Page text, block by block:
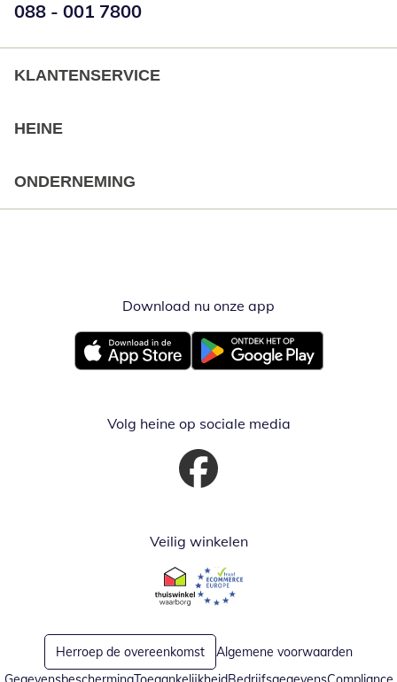
Telefoonnummer:
088 - 001 7800
KLANTENSERVICE
HEINE
ONDERNEMING
Download nu onze app
Opent in nieuw vensterOpent in nieuw venster
Volg heine op sociale media
Opent in nieuw venster
Veilig winkelen
Opent in nieuw venster
Opent in nieuw venster
Herroep de overeenkomst
Algemene voorwaarden